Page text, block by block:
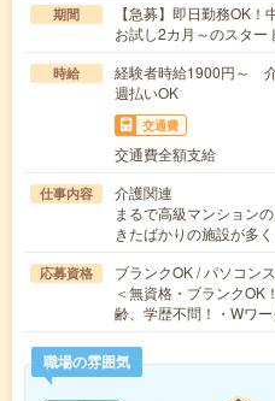
期間
【急募】即日勤務OK
お試し2カ月～のスター
時給
経験者時給1900円～
週払いOK
交通費
交通費全額支給
仕事内容
介護関連
まるで高級マンション
きたばかりの施設が多
応募資格
ブランクOK / パソコン
＜無資格・ブランクOK
齢、学歴不問！・Wワ
職場の雰囲気